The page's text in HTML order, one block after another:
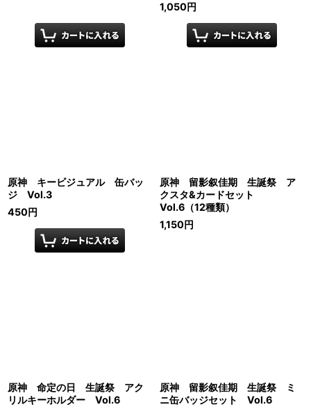
1,050円
原神 キービジュアル 缶バッ
ジ Vol.3
450円
原神 留影叙佳期 生誕祭 ア
クスタ&カードセット
Vol.6（12種類）
1,150円
原神 命定の日 生誕祭 アク
リルキーホルダー Vol.6
原神 留影叙佳期 生誕祭 ミ
ニ缶バッジセット Vol.6